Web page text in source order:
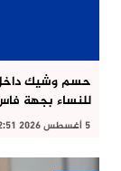
حسم وشيك داخل
للنساء بجهة
5 أغسطس 2026 12:51